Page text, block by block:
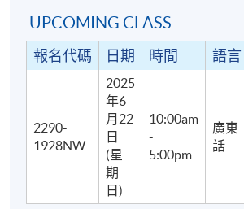
參加者將獲得香港大學專業進修學院（
按香港大學體制頒發「出席證明書」
Attendance)。
粵語
UPCOMING CLASS
報名代碼 日期 時間 語言
2290-
1928NW
2025
年6
月22
日
(星
期
日)
10:00am
-
5:00pm
廣東
話